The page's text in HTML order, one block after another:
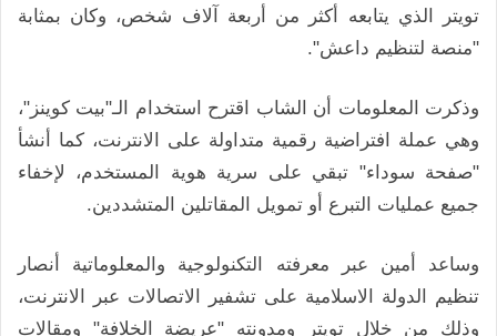
تويتر الذي يتابعه أكثر من أربعة آلاف شخص، وكان بمثابة
"منصة لتنظيم داعش".
وذكرت المعلومات أن الشاب اقترح استخدام الـ"بيت كوينز"،
وهي عملة افتراضية رقمية متداولة على الانترنت، كما أنشأ
"صفحة سوداء" تبقي على سرية هوية المستخدم، لإخفاء
جميع عمليات التبرع أو تمويل المقاتلين المتشددين.
وساعد أمين عبر معرفته التكنولوجية والمعلوماتية أنصار
تنظيم الدولة الاسلامية على تشفير الاتصالات عبر الانترنت،
وذلك من خلال تويتر ومدونته "عريضة الخلافة" ومقالات